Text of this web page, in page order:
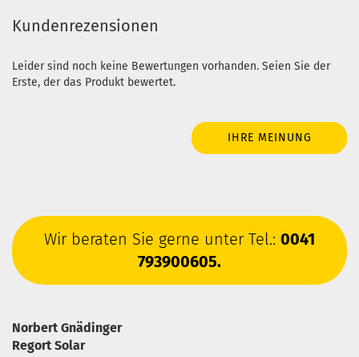
Kundenrezensionen
Leider sind noch keine Bewertungen vorhanden. Seien Sie der
Erste, der das Produkt bewertet.
IHRE MEINUNG
Wir beraten Sie gerne unter Tel.: 0041
793900605.
Norbert Gnädinger
Regort Solar